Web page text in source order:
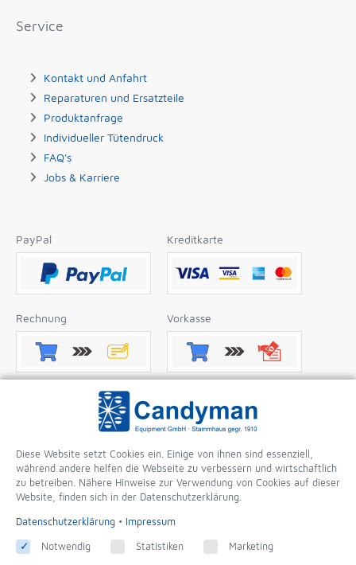
Service
Kontakt und Anfahrt
Reparaturen und Ersatzteile
Produktanfrage
Individueller Tütendruck
FAQ's
Jobs & Karriere
PayPal Kreditkarte
Rechnung Vorkasse
Google Pay
Diese Website setzt Cookies ein. Einige von ihnen sind essenziell,
während andere helfen die Webseite zu verbessern und wirtschaftlich
zu betreiben. Nähere Hinweise zur Verwendung von Cookies auf dieser
Website, finden sich in der Datenschutzerklärung.
Datenschutzerklärung • Impressum
Notwendig Statistiken Marketing